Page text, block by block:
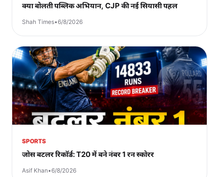
क्या बोलती पब्लिक अभियान, CJP की नई सियासी पहल
Shah Times•6/8/2026
SPORTS
जोस बटलर रिकॉर्ड: T20 में बने नंबर 1 रन स्कोरर
Asif Khan•6/8/2026